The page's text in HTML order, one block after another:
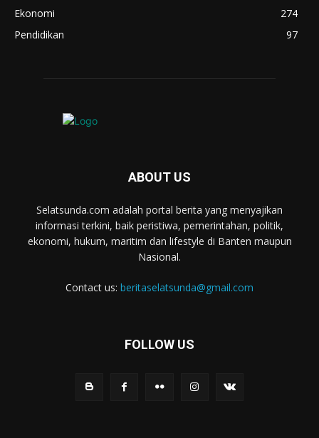
Ekonomi
274
Pendidikan
97
ABOUT US
Selatsunda.com adalah portal berita yang menyajikan
informasi terkini, baik peristiwa, pemerintahan, politik,
ekonomi, hukum, maritim dan lifestyle di Banten maupun
Nasional.
Contact us: beritaselatsunda@gmail.com
FOLLOW US